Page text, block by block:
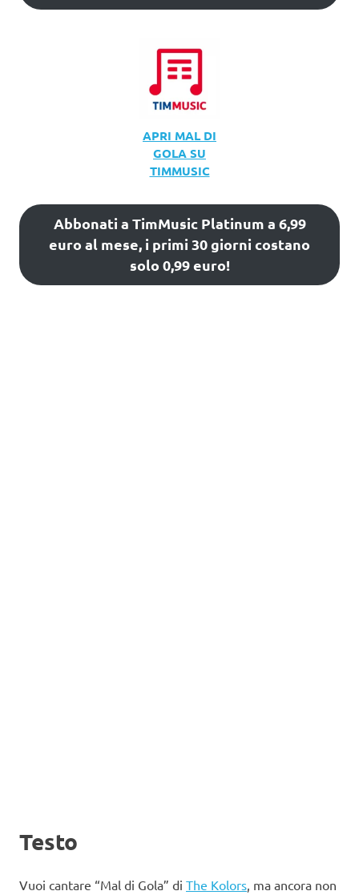
APRI MAL DI
GOLA SU
TIMMUSIC
Abbonati a TimMusic Platinum a 6,99
euro al mese, i primi 30 giorni costano
solo 0,99 euro!
Testo
Vuoi cantare “Mal di Gola” di The Kolors, ma ancora non